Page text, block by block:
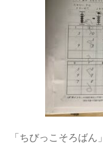
「ちびっこそろばん